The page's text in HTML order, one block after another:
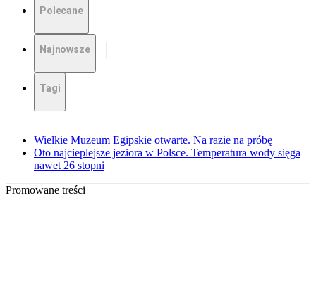
Polecane
Najnowsze
Tagi
Wielkie Muzeum Egipskie otwarte. Na razie na próbę
Oto najcieplejsze jeziora w Polsce. Temperatura wody sięga
nawet 26 stopni
Promowane treści